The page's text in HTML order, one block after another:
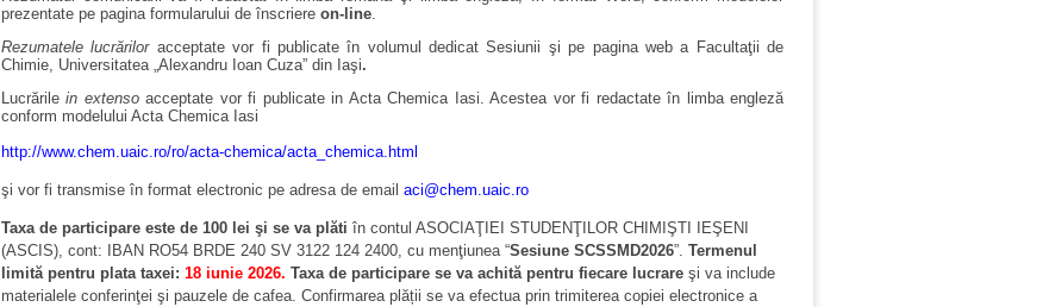
prezentate pe pagina formularului de înscriere on-line.
Rezumatele lucrăriloracceptate vor fi publicate în volumul dedicat Sesiunii şi pe pagina web a Facultaţii de
Chimie, Universitatea „Alexandru Ioan Cuza” din Iaşi.
Lucrările in extensoacceptate vor fi publicate in Acta Chemica Iasi. Acestea vor fi redactate în limba engleză
conform modelului Acta Chemica Iasi
http://www.chem.uaic.ro/ro/acta-chemica/acta_chemica.htm
şi vor fi transmise în format electronic pe adresa de email aci@chem.uaic.ro
Taxa de participare este de 100 lei şi se va plăti în contul ASOCIAŢIEI STUDENŢILOR CHIMIŞTI IEŞENI
(ASCIS), cont: IBAN RO54 BRDE 240 SV 3122 124 2400, cu menţiunea “Sesiune SCSSMD2026”. Termenul
limită pentru plata taxei: 18 iunie 2026. Taxa de participare se va achită pentru fiecare lucrare şi va include
materialele conferinţei şi pauzele de cafea. Confirmarea plății se va efectua prin trimiterea copiei electronice a